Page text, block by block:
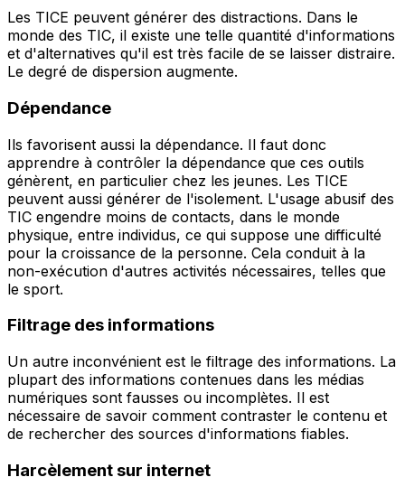
Les TICE peuvent générer des distractions. Dans le
monde des TIC, il existe une telle quantité d'informations
et d'alternatives qu'il est très facile de se laisser distraire.
Le degré de dispersion augmente.
Dépendance
Ils favorisent aussi la dépendance. Il faut donc
apprendre à contrôler la dépendance que ces outils
génèrent, en particulier chez les jeunes. Les TICE
peuvent aussi générer de l'isolement. L'usage abusif des
TIC engendre moins de contacts, dans le monde
physique, entre individus, ce qui suppose une difficulté
pour la croissance de la personne. Cela conduit à la
non-exécution d'autres activités nécessaires, telles que
le sport.
Filtrage des informations
Un autre inconvénient est le filtrage des informations. La
plupart des informations contenues dans les médias
numériques sont fausses ou incomplètes. Il est
nécessaire de savoir comment contraster le contenu et
de rechercher des sources d'informations fiables.
Harcèlement sur internet